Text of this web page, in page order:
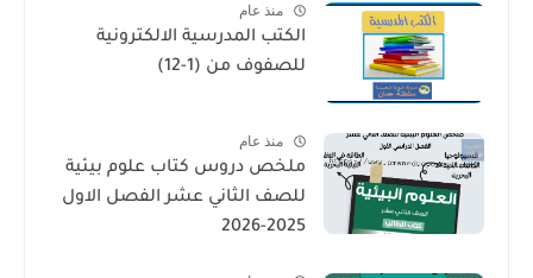
منذ عام
الكتب المدرسية الالكترونية
للصفوف من (1-12)
منذ عام
ملخص دروس كتاب علوم بيئية
للصف الثاني عشر الفصل الاول
2025-2026